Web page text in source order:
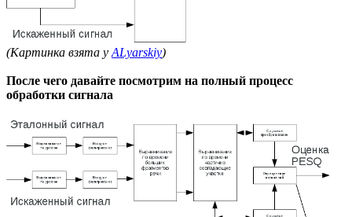
(Картинка взята у ALyarskiy)
После чего давайте посмотрим на полный процесс
обработки сигнала